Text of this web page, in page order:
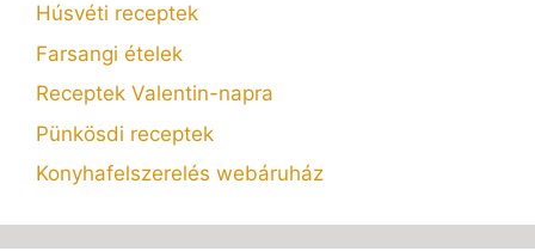
Húsvéti receptek
Farsangi ételek
Receptek Valentin-napra
Pünkösdi receptek
Konyhafelszerelés webáruház